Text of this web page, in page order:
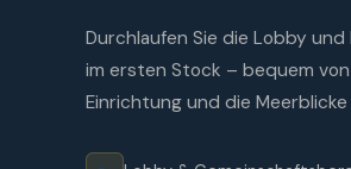
Durchlaufen Sie die Lobby
im ersten Stock – bequem von
Einrichtung und die